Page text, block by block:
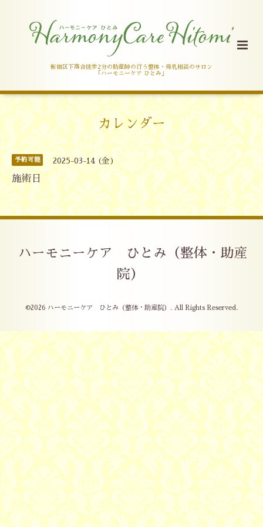
新宿区下落合徒歩2分の助産師の行う整体・母乳相談のサロン
「ハーモニーケア ひとみ」
カレンダー
予約可能 2025-03-14 (金)
施術日
ハーモニーケア ひとみ（整体・助産
院）
©2026 ハーモニーケア ひとみ（整体・助産院） . All Rights Reserved.